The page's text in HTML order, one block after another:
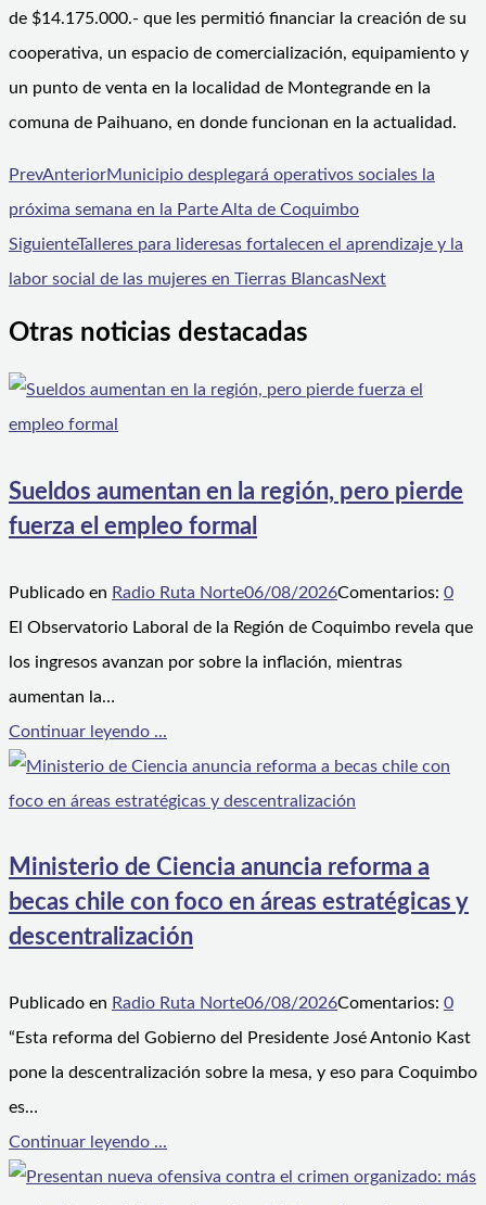
de $14.175.000.- que les permitió financiar la creación de su
cooperativa, un espacio de comercialización, equipamiento y
un punto de venta en la localidad de Montegrande en la
comuna de Paihuano, en donde funcionan en la actualidad.
PrevAnteriorMunicipio desplegará operativos sociales la
próxima semana en la Parte Alta de Coquimbo
SiguienteTalleres para lideresas fortalecen el aprendizaje y la
labor social de las mujeres en Tierras BlancasNext
Otras noticias destacadas
Sueldos aumentan en la región, pero pierde
fuerza el empleo formal
Publicado en Radio Ruta Norte06/08/2026Comentarios: 0
El Observatorio Laboral de la Región de Coquimbo revela que
los ingresos avanzan por sobre la inflación, mientras
aumentan la…
Continuar leyendo ...
Ministerio de Ciencia anuncia reforma a
becas chile con foco en áreas estratégicas y
descentralización
Publicado en Radio Ruta Norte06/08/2026Comentarios: 0
“Esta reforma del Gobierno del Presidente José Antonio Kast
pone la descentralización sobre la mesa, y eso para Coquimbo
es…
Continuar leyendo ...